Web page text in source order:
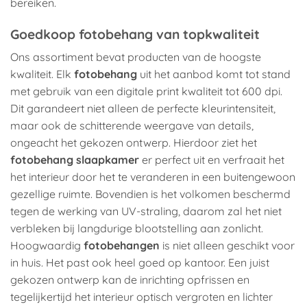
Goedkoop fotobehang van topkwaliteit
Ons assortiment bevat producten van de hoogste
kwaliteit. Elk fotobehang uit het aanbod komt tot stand
met gebruik van een digitale print kwaliteit tot 600 dpi.
Dit garandeert niet alleen de perfecte kleurintensiteit,
maar ook de schitterende weergave van details,
ongeacht het gekozen ontwerp. Hierdoor ziet het
fotobehang slaapkamer er perfect uit en verfraait het
het interieur door het te veranderen in een buitengewoon
gezellige ruimte. Bovendien is het volkomen beschermd
tegen de werking van UV-straling, daarom zal het niet
verbleken bij langdurige blootstelling aan zonlicht.
Hoogwaardig fotobehangen is niet alleen geschikt voor
in huis. Het past ook heel goed op kantoor. Een juist
gekozen ontwerp kan de inrichting opfrissen en
tegelijkertijd het interieur optisch vergroten en lichter